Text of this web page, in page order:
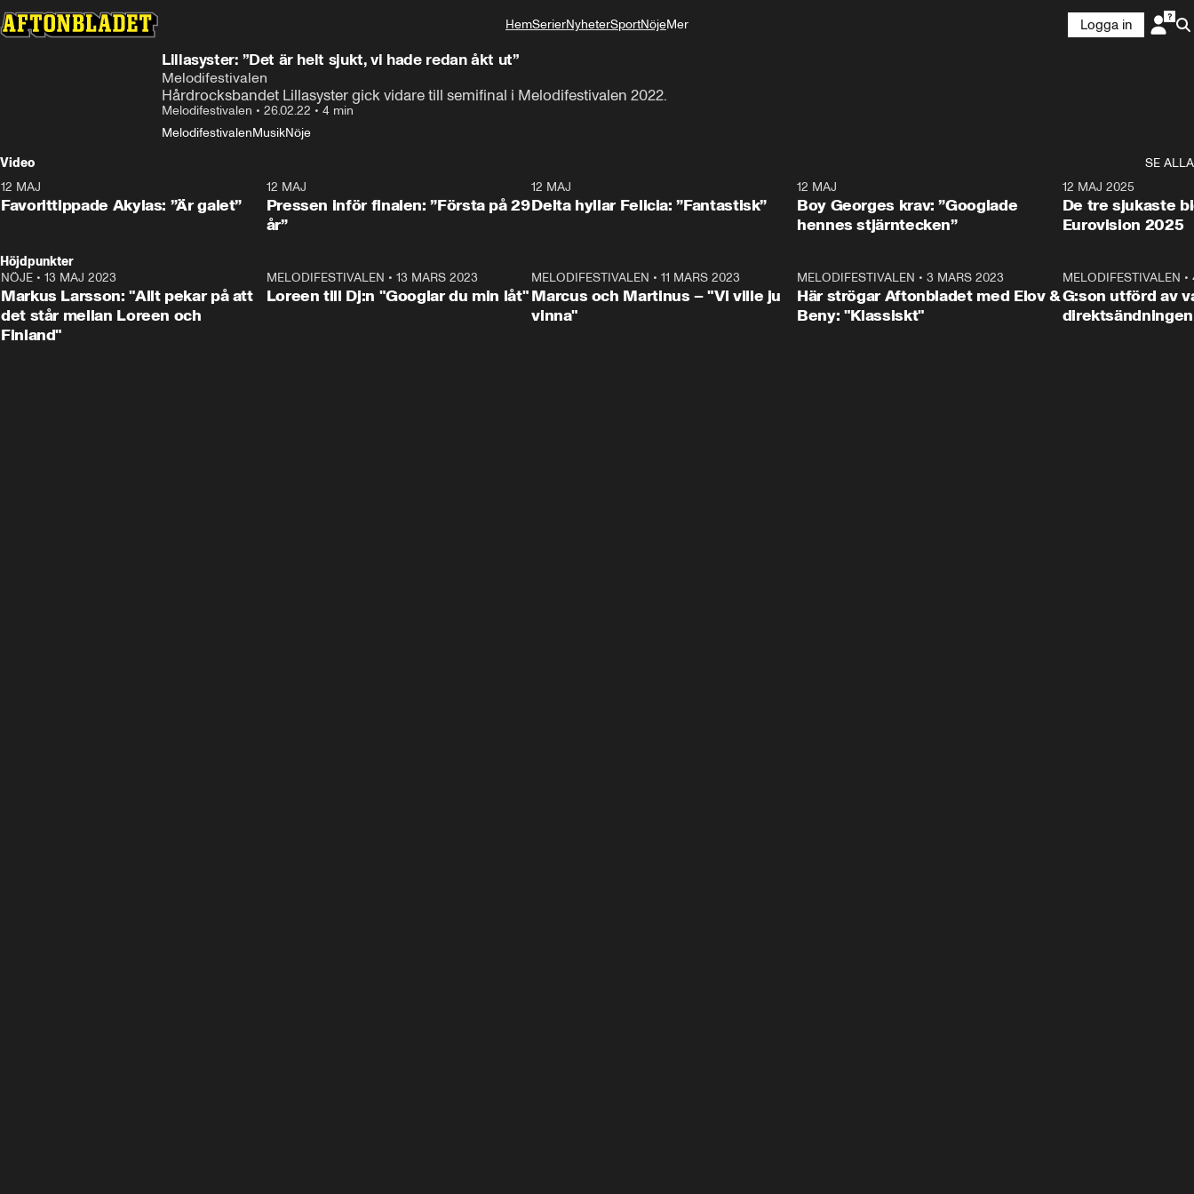
HemSerierNyheterSportNöjeMer
Logga in
Lillasyster: ”Det är helt sjukt, vi hade redan åkt ut”
Melodifestivalen
Hårdrocksbandet Lillasyster gick vidare till semifinal i Melodifestivalen 2022.
Melodifestivalen • 26.02.22 • 4 min
MelodifestivalenMusikNöje
Video
SE ALLA
12 MAJ
Favorittippade Akylas: ”Är galet”
0:59
12 MAJ
Pressen inför finalen: ”Första på 29
år”
12 MAJ
Delta hyllar Felicia: ”Fantastisk”
12 MAJ
Boy Georges krav: ”Googlade
hennes stjärntecken”
12 MAJ 2025
De tre sjukaste
Eurovision 2025
Höjdpunkter
NÖJE • 13 MAJ 2023
Markus Larsson: "Allt pekar på att
det står mellan Loreen och
Finland"
MELODIFESTIVALEN • 13 MARS 2023
Loreen till Dj:n "Googlar du min låt"
MELODIFESTIVALEN •11 MARS 2023
Marcus och Martinus – "Vi ville ju
vinna"
MELODIFESTIVALEN • 3 MARS 2023
Här strögar Aftonbladet med Elov &
Beny: "Klassiskt"
MELODIFESTIVALEN •
G:son utförd av
direktsändningen